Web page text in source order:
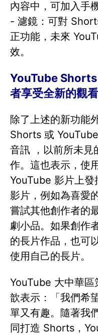
內容中，可加入手
- 濾鏡：可對
正功能，未來
效。
YouTube Shorts
者享受全新的觀
除了上述的新功能
Shorts 或
音訊 ，以前所未見
作。這也表示，使
YouTube 影片上
影片，例如為喜愛
嘗試其他創作者的
劇小品。如果創作
的長片作品，也可
使用自己的長片。
YouTube 大中華區
歆表示：「我們希
單又有趣。隨著我
同打造 Shorts，